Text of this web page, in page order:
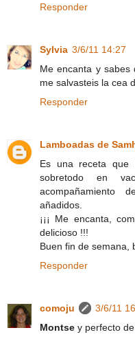
Responder
Sylvia 3/6/11 14:27
Me encanta y sabes
me salvasteis la cea
Responder
Lamboadas de
Es una receta que
sobretodo en
acompañamiento
añadidos.
¡¡¡ Me encanta,
delicioso !!!
Buen fin de semana,
Responder
comoju
3/6/11
Montse y perfecto